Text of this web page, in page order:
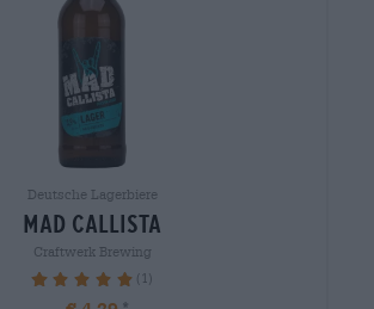
Deutsche Lagerbiere
mad callista
Craftwerk Brewing
100% (1)